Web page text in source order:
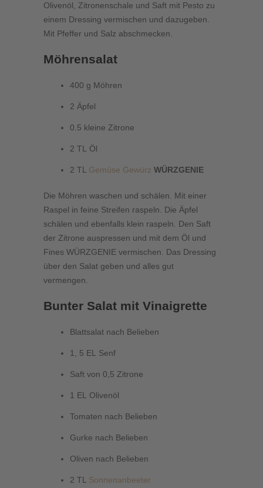
Olivenöl, Zitronenschale und Saft mit Pesto zu
einem Dressing vermischen und dazugeben.
Mit Pfeffer und Salz abschmecken.
Möhrensalat
400 g Möhren
2 Äpfel
0.5 kleine Zitrone
2 TL Öl
2 TL Gemüse Gewürz WÜRZGENIE
Die Möhren waschen und schälen. Mit einer
Raspel in feine Streifen raspeln. Die Äpfel
schälen und ebenfalls klein raspeln. Den Saft
der Zitrone auspressen und mit dem Öl und
Fines WÜRZGENIE vermischen. Das Dressing
über den Salat geben und alles gut
vermengen.
Bunter Salat mit Vinaigrette
Blattsalat nach Belieben
1, 5 EL Senf
Saft von 0,5 Zitrone
1 EL Olivenöl
Tomaten nach Belieben
Gurke nach Belieben
Oliven nach Belieben
2 TL Sonnenanbeeter